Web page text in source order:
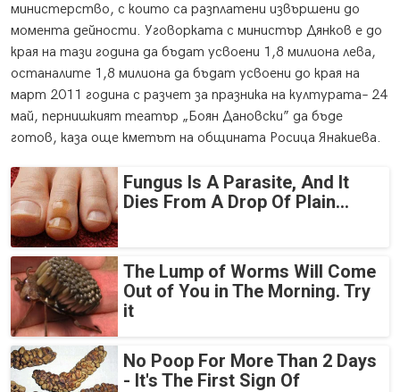
министерство, с които са разплатени извършени до
момента дейности. Уговорката с министър Дянков е до
края на тази година да бъдат усвоени 1,8 милиона лева,
останалите 1,8 милиона да бъдат усвоени до края на
март 2011 година с разчет за празника на културата– 24
май, пернишкият театър „Боян Дановски” да бъде
готов, каза още кметът на общината Росица Янакиева.
Fungus Is A Parasite, And It
Dies From A Drop Of Plain...
The Lump of Worms Will Come
Out of You in The Morning. Try
it
No Poop For More Than 2 Days
- It's The First Sign Of